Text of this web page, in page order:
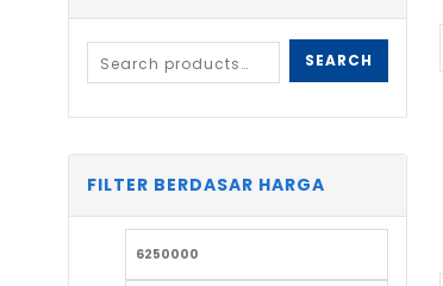
SEARCH
FILTER BERDASAR HARGA